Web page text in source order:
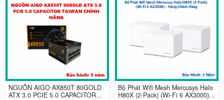
NGUỒN AIGO AX850T 80GOLD
ATX 3.0 PCIE 5.0 CAPACITOR...
Bộ Phát Wifi Mesh Mercusys Halo
H80X (2-Pack) (Wi‑Fi 6 AX3000)...